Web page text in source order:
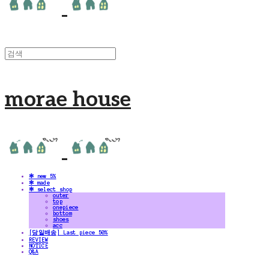
morae house
✻ new 5%
✻ made
✻ select shop
outer
top
onepiece
bottom
shoes
acc
[당일배송] Last piece 50%
REVIEW
NOTICE
Q&A